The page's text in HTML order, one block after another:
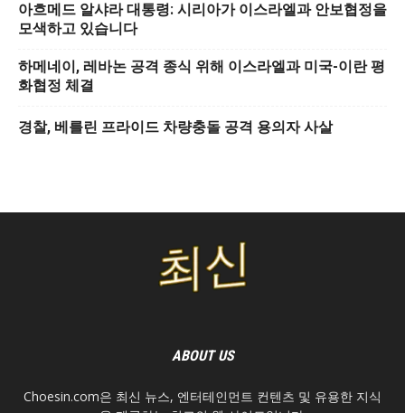
아흐메드 알샤라 대통령: 시리아가 이스라엘과 안보협정을
모색하고 있습니다
하메네이, 레바논 공격 종식 위해 이스라엘과 미국-이란 평
화협정 체결
경찰, 베를린 프라이드 차량충돌 공격 용의자 사살
ABOUT US
Choesin.com은 최신 뉴스, 엔터테인먼트 컨텐츠 및 유용한 지식